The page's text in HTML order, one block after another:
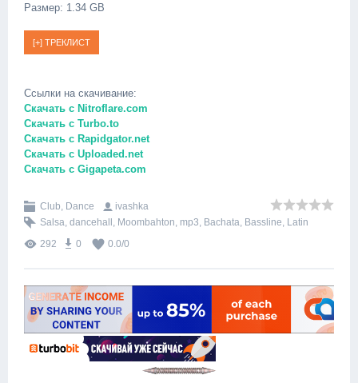
Размер: 1.34 GB
Ссылки на скачивание:
Скачать с Nitroflare.com
Скачать с Turbo.to
Скачать с Rapidgator.net
Скачать с Uploaded.net
Скачать с Gigapeta.com
Club, Dance
ivashka
Salsa, dancehall , Moombahton, mp3, Bachata, Bassline, Latin
292
0 0.0/0